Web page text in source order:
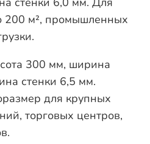
м², промышленных
300 мм, ширина
стенки 6,5 мм.
для крупных
торговых центров,